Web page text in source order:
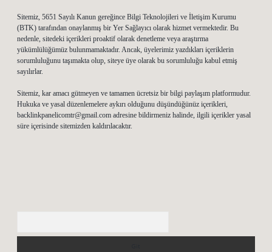
Sitemiz, 5651 Sayılı Kanun gereğince Bilgi Teknolojileri ve İletişim Kurumu
(BTK) tarafından onaylanmış bir Yer Sağlayıcı olarak hizmet vermektedir. Bu
nedenle, sitedeki içerikleri proaktif olarak denetleme veya araştırma
yükümlülüğümüz bulunmamaktadır. Ancak, üyelerimiz yazdıkları içeriklerin
sorumluluğunu taşımakta olup, siteye üye olarak bu sorumluluğu kabul etmiş
sayılırlar.
Sitemiz, kar amacı gütmeyen ve tamamen ücretsiz bir bilgi paylaşım platformudur.
Hukuka ve yasal düzenlemelere aykırı olduğunu düşündüğünüz içerikleri,
backlinkpanelicomtr@gmail.com adresine bildirmeniz halinde, ilgili içerikler yasal
süre içerisinde sitemizden kaldırılacaktır.